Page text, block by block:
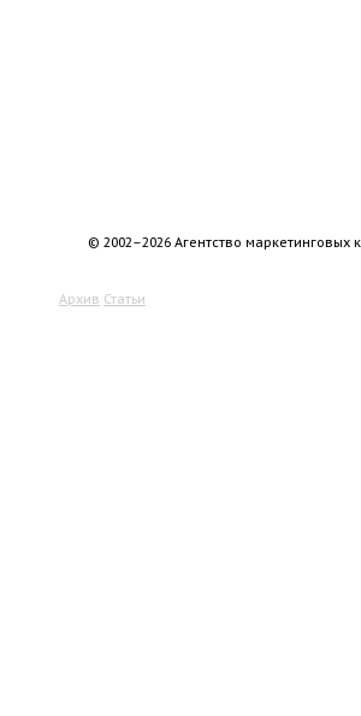
© 2002–2026 Агентство
Архив Статьи